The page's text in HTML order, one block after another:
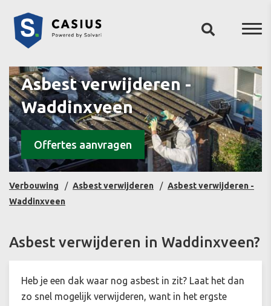
Asbest verwijderen -
Waddinxveen
Offertes aanvragen
Verbouwing Asbest verwijderen
Asbest verwijderen -
Waddinxveen
Asbest verwijderen in Waddinxveen?
Heb je een dak waar nog asbest in zit? Laat het dan
zo snel mogelijk verwijderen, want in het ergste